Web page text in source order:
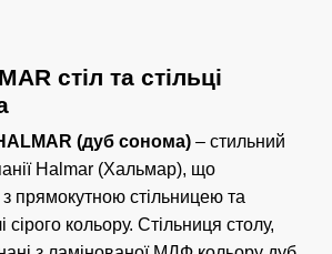
стіл та стільці
(дуб сонома) – стильний
Halmar (Хальмар), що
прямокутною стільницею та
сірого кольору. Стільниця столу,